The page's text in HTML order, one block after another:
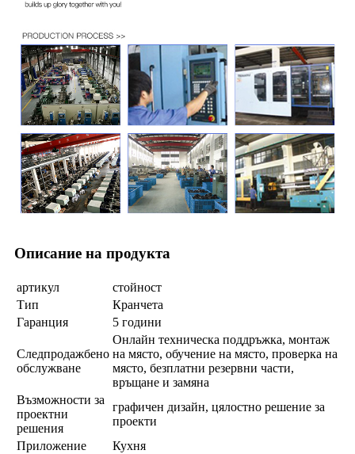
Описание на продукта
артикул
стойност
Тип
Кранчета
Гаранция
5 години
Следпродажбено
обслужване
Онлайн техническа поддръжка, монтаж
на място, обучение на място, проверка на
място, безплатни резервни части,
връщане и замяна
Възможности за
проектни
решения
графичен дизайн, цялостно решение за
проекти
Приложение
Кухня